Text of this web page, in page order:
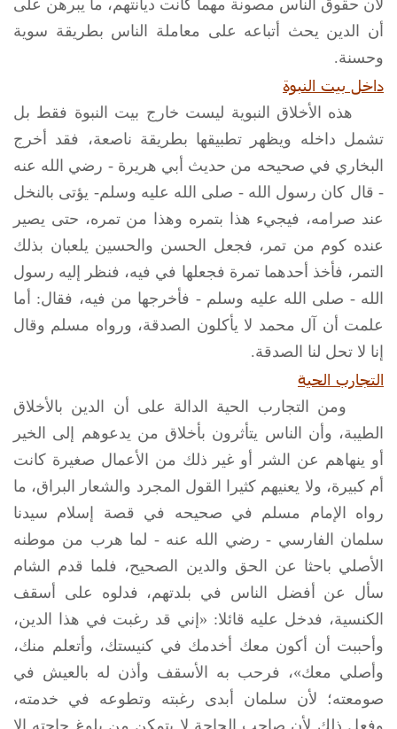
لأن حقوق الناس مصونة مهما كانت ديانتهم، ما يبرهن على
أن الدين يحث أتباعه على معاملة الناس بطريقة سوية
وحسنة.
داخل بيت النبوة
هذه الأخلاق النبوية ليست خارج بيت النبوة فقط بل
تشمل داخله ويظهر تطبيقها بطريقة ناصعة، فقد أخرج
البخاري في صحيحه من حديث أبي هريرة - رضي الله عنه
- قال كان رسول الله - صلى الله عليه وسلم- يؤتى بالنخل
عند صرامه، فيجيء هذا بتمره وهذا من تمره، حتى يصير
عنده كوم من تمر، فجعل الحسن والحسين يلعبان بذلك
التمر، فأخذ أحدهما تمرة فجعلها في فيه، فنظر إليه رسول
الله - صلى الله عليه وسلم- فأخرجها من فيه، فقال: أما
علمت أن آل محمد لا يأكلون الصدقة، ورواه مسلم وقال
إنا لا تحل لنا الصدقة.
التجارب الحية
ومن التجارب الحية الدالة على أن الدين بالأخلاق
الطيبة، وأن الناس يتأثرون بأخلاق من يدعوهم إلى الخير
أو ينهاهم عن الشر أو غير ذلك من الأعمال صغيرة كانت
أم كبيرة، ولا يعنيهم كثيرا القول المجرد والشعار البراق، ما
رواه الإمام مسلم في صحيحه في قصة إسلام سيدنا
سلمان الفارسي - رضي الله عنه - لما هرب من موطنه
الأصلي باحثا عن الحق والدين الصحيح، فلما قدم الشام
سأل عن أفضل الناس في بلدتهم، فدلوه على أسقف
الكنسية، فدخل عليه قائلا: «إني قد رغبت في هذا الدين،
وأحببت أن أكون معك أخدمك في كنيستك، وأتعلم منك،
وأصلي معك»، فرحب به الأسقف وأذن له بالعيش في
صومعته؛ لأن سلمان أبدى رغبته وتطوعه في خدمته،
وفعل ذلك لأن صاحب الحاجة لا يتمكن من بلوغ حاجته إلا